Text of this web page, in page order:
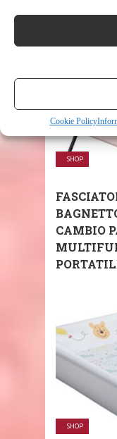
Cookie Policy
SHOP
CAMBIO
SHOP